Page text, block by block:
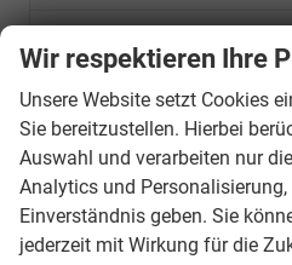
Hyundai
Jeep
Kia
Mercedes-Benz
Wir respektieren Ihre
Unsere Website setzt Cookies
Sie bereitzustellen. Hierbei
Auswahl und verarbeiten nur
Analytics und
Einverständnis geben. Sie
jederzeit mit Wirkung für die